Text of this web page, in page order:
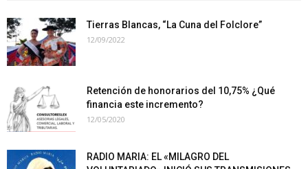
Tierras Blancas, “La Cuna del Folclore”
12/09/2022
Retención de honorarios del 10,75% ¿Qué
financia este incremento?
12/05/2020
RADIO MARIA: EL «MILAGRO DEL